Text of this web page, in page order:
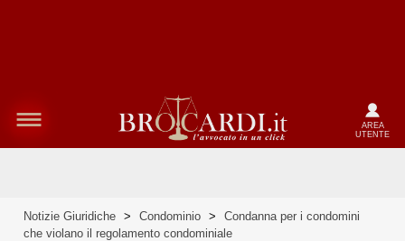
AREA
UTENTE
Notizie Giuridiche > Condominio >
Condanna per i condomini
che violano il regolamento condominiale